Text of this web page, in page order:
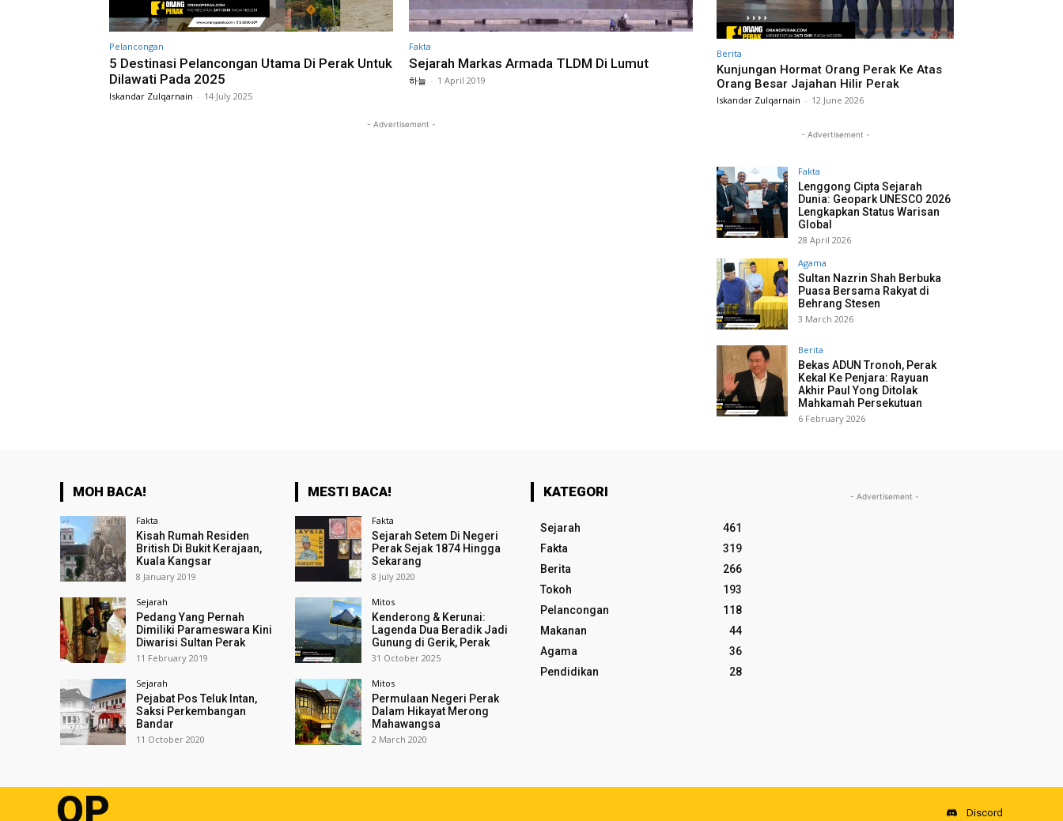
Pelancongan
5 Destinasi Pelancongan Utama Di Perak Untuk
Dilawati Pada 2025
Iskandar Zulqarnain - 14 July 2025
Fakta
Sejarah Markas Armada TLDM Di Lumut
하늘 - 1 April 2019
- Advertisement -
Berita
Kunjungan Hormat Orang Perak Ke Atas
Orang Besar Jajahan Hilir Perak
Iskandar Zulqarnain - 12 June 2026
- Advertisement -
Fakta
Lenggong Cipta Sejarah
Dunia: Geopark UNESCO 2026
Lengkapkan Status Warisan
Global
28 April 2026
Agama
Sultan Nazrin Shah Berbuka
Puasa Bersama Rakyat di
Behrang Stesen
3 March 2026
Berita
Bekas ADUN Tronoh, Perak
Kekal Ke Penjara: Rayuan
Akhir Paul Yong Ditolak
Mahkamah Persekutuan
6 February 2026
MOH BACA!
Fakta
Kisah Rumah Residen
British Di Bukit Kerajaan,
Kuala Kangsar
8 January 2019
Sejarah
Pedang Yang Pernah
Dimiliki Parameswara Kini
Diwarisi Sultan Perak
11 February 2019
Sejarah
Pejabat Pos Teluk Intan,
Saksi Perkembangan
Bandar
11 October 2020
MESTI BACA!
Fakta
Sejarah Setem Di Negeri
Perak Sejak 1874 Hingga
Sekarang
8 July 2020
Mitos
Kenderong & Kerunai:
Lagenda Dua Beradik Jadi
Gunung di Gerik, Perak
31 October 2025
Mitos
Permulaan Negeri Perak
Dalam Hikayat Merong
Mahawangsa
2 March 2020
KATEGORI
Sejarah
461
Fakta
319
Berita
266
Tokoh
193
Pelancongan
118
Makanan
44
Agama
36
Pendidikan
28
- Advertisement -
OP Discord